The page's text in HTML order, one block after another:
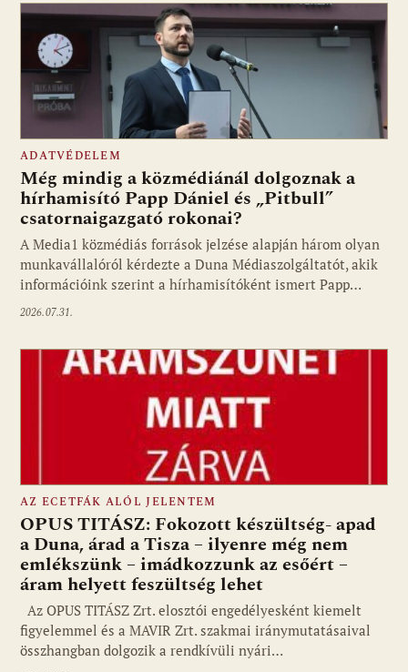
ADATVÉDELEM
Még mindig a közmédiánál dolgoznak a
hírhamisító Papp Dániel és „Pitbull”
csatornaigazgató rokonai?
A Media1 közmédiás források jelzése alapján három olyan
munkavállalóról kérdezte a Duna Médiaszolgáltatót, akik
információink szerint a hírhamisítóként ismert Papp…
2026.07.31.
AZ ECETFÁK ALÓL JELENTEM
OPUS TITÁSZ: Fokozott készültség- apad
a Duna, árad a Tisza – ilyenre még nem
emlékszünk – imádkozzunk az esőért –
áram helyett feszültség lehet
Az OPUS TITÁSZ Zrt. elosztói engedélyesként kiemelt
figyelemmel és a MAVIR Zrt. szakmai iránymutatásaival
összhangban dolgozik a rendkívüli nyári…